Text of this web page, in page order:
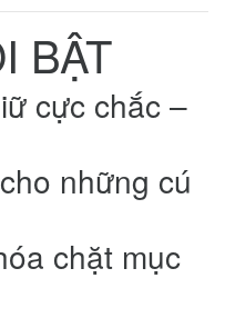
BẬT
cực chắc –
những cú
chặt mục